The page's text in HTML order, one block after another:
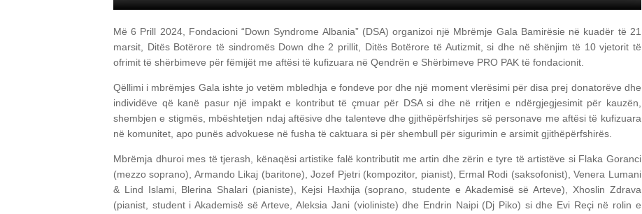
Më 6 Prill 2024, Fondacioni “Down Syndrome Albania” (DSA) organizoi një Mbrëmje Gala Bamirësie në kuadër të 21
marsit, Ditës Botërore të sindromës Down dhe 2 prillit, Ditës Botërore të Autizmit, si dhe në shënjim të 10 vjetorit të
ofrimit të shërbimeve për fëmijët me aftësi të kufizuara në Qendrën e Shërbimeve PRO PAK të fondacionit.
Qëllimi i mbrëmjes Gala ishte jo vetëm mbledhja e fondeve por dhe një moment vlerësimi për disa prej donatorëve dhe
individëve që kanë pasur një impakt e kontribut të çmuar për DSA si dhe në rritjen e ndërgjegjesimit për kauzën,
shembjen e stigmës, mbështetjen ndaj aftësive dhe talenteve dhe gjithëpërfshirjes së personave me aftësi të kufizuara
në komunitet, apo punës advokuese në fusha të caktuara si për shembull për sigurimin e arsimit gjithëpërfshirës.
Mbrëmja dhuroi mes të tjerash, kënaqësi artistike falë kontributit me artin dhe zërin e tyre të artistëve si Flaka Goranci
(mezzo soprano), Armando Likaj (baritone), Jozef Pjetri (kompozitor, pianist), Ermal Rodi (saksofonist), Venera Lumani
& Lind Islami, Blerina Shalari (pianiste), Kejsi Haxhija (soprano, studente e Akademisë së Arteve), Xhoslin Zdrava
(pianist, student i Akademisë së Arteve, Aleksia Jani (violiniste) dhe Endrin Naipi (Dj Piko) si dhe Evi Reçi në rolin e